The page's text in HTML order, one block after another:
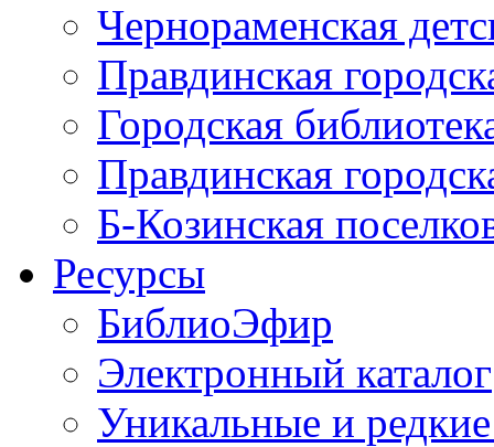
Чернораменская
Правдинская
Городская
Правдинская
Б-Козинская
Ресурсы
БиблиоЭфир
Электронный каталог
Уникальные и